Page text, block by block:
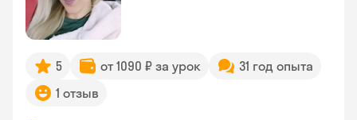
5 от 1090 ₽ за урок
31 год опыта
1 отзыв